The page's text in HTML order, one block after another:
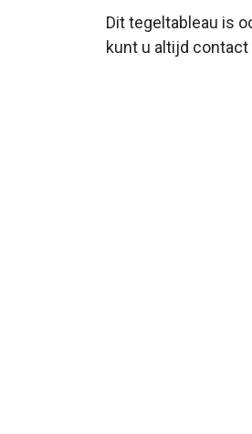
Dit tegeltableau is
kunt u altijd